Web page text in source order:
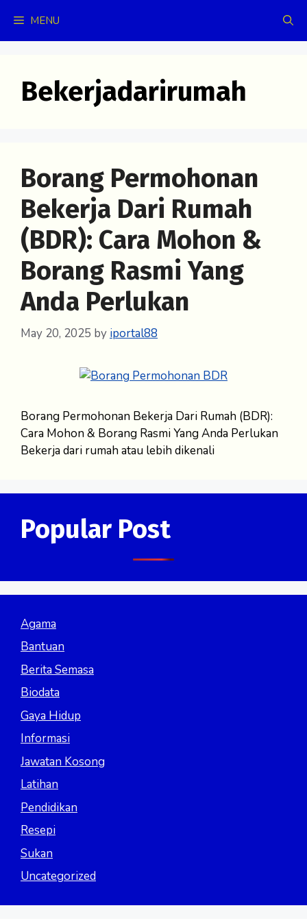
content
MENU
Bekerjadarirumah
Borang Permohonan
Bekerja Dari Rumah
(BDR): Cara Mohon &
Borang Rasmi Yang
Anda Perlukan
May 20, 2025 by iportal88
Borang Permohonan Bekerja Dari Rumah (BDR):
Cara Mohon & Borang Rasmi Yang Anda Perlukan
Bekerja dari rumah atau lebih dikenali
Popular Post
Agama
Bantuan
Berita Semasa
Biodata
Gaya Hidup
Informasi
Jawatan Kosong
Latihan
Pendidikan
Resepi
Sukan
Uncategorized